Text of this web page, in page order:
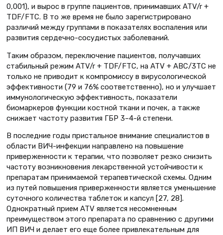
0,001), и вырос в группе пациентов, принимавших ATV/r +
TDF/FTC. В то же время не было зарегистрировано
различий между группами в показателях воспаления или
развития сердечно-сосудистых заболеваний.
Таким образом, переключение пациентов, получавших
стабильный режим ATV/r + TDF/FTC, на ATV + ABC/3TC не
только не приводит к компромиссу в вирусологической
эффективности (79 и 76% соответственно), но и улучшает
иммунологическую эффективность, показатели
биомаркеров функции костной ткани и почек, а также
снижает частоту развития ГБР 3–4-й степени.
В последние годы пристальное внимание специалистов в
области ВИЧ-инфекции направлено на повышение
приверженности к терапии, что позволяет резко снизить
частоту возникновения лекарст­венной устойчивости к
препаратам принимаемой терапевтической схемы. Одним
из путей повышения приверженности является уменьшение
суточного количества таблеток и капсул [27, 28].
Однократный прием ATV является несомненным
преимуществом этого препарата по сравнению с другими
ИП ВИЧ и делает его еще более привлекательным для